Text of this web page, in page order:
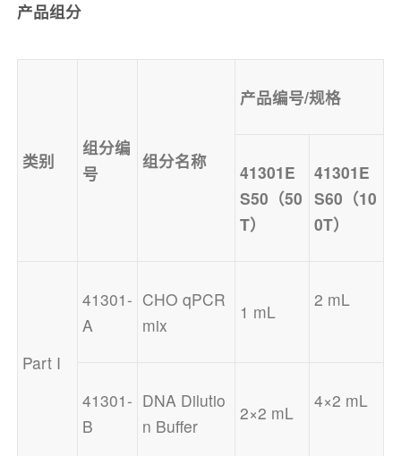
产品组分
类别
组分编
号
组分名称
产品编号/规格
41301E
S50（50
T）
41301E
S60（10
0T）
Part I
41301-
A
CHO qPCR
mix
1 mL
2 mL
41301-
B
DNA Dilutio
n Buffer
2×2 mL
4×2 mL